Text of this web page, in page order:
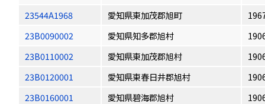
23544A1968
愛知県東加茂郡旭町
23B0090002
愛知県知多郡旭村
23B0110002
愛知県東加茂郡旭村
23B0120001
愛知県東春日井郡旭村
23B0160001
愛知県碧海郡旭村